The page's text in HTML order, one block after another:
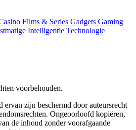
Films & Series Gadgets Gaming
Intelligentie Technologie
voorbehouden.
ervan zijn beschermd door auteursrecht
Ongeoorloofd kopiëren,
de inhoud zonder voorafgaande